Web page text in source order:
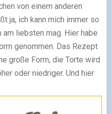
von einem anderen
ja, ich kann mich immer so
liebsten mag. Hier habe
genommen. Das Rezept
große Form, die Torte wird
oder niedriger. Und hier